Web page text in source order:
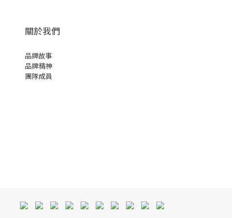
關於我們
品牌故事
品牌精神
團隊成員